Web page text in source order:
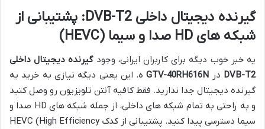
گیرنده دیجیتال داخلی DVB-T2: پشتیبانی از
شبکه های HD صدا و سیما (HEVC)
یه خبر خوب دیگه برای کاربران ایرانی، وجودگیرنده دیجیتال داخلی
DVB-T2 در GTV-40RH616Nه. این یعنی دیگه نیازی به خرید یه
گیرنده دیجیتال جدا ندارید. فقط کافیه آنتن تلویزیون رو وصل کنید
و به راحتی به تمام شبکه های داخلی، از جمله شبکه های HD صدا و
سیما دسترسی پیدا کنید. پشتیبانی از کدک HEVC (High Efficiency